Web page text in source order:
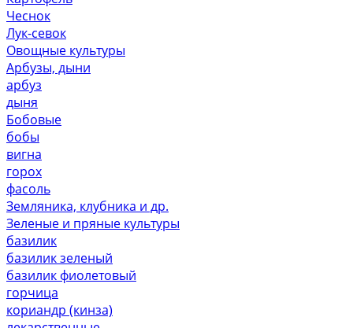
Чеснок
Лук-севок
Овощные культуры
Арбузы, дыни
арбуз
дыня
Бобовые
бобы
вигна
горох
фасоль
Земляника, клубника и др.
Зеленые и пряные культуры
базилик
базилик зеленый
базилик фиолетовый
горчица
кориандр (кинза)